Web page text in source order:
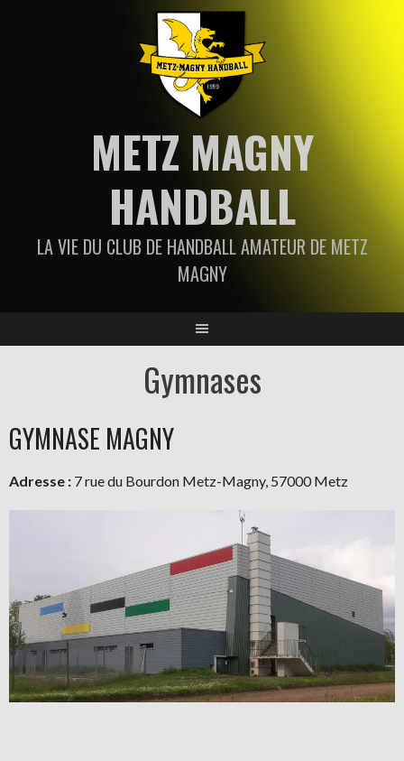
METZ MAGNY
HANDBALL
LA VIE DU CLUB DE HANDBALL AMATEUR DE METZ
MAGNY
Gymnases
GYMNASE MAGNY
Adresse : 7 rue du Bourdon Metz-Magny, 57000 Metz